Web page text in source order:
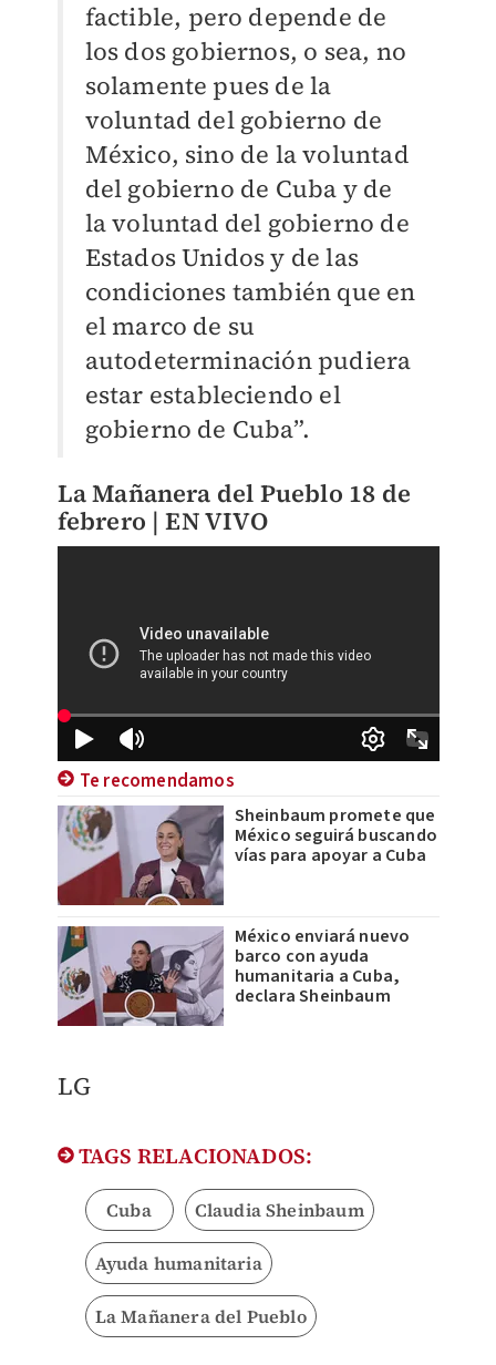
factible, pero depende de
los dos gobiernos, o sea, no
solamente pues de la
voluntad del gobierno de
México, sino de la voluntad
del gobierno de Cuba y de
la voluntad del gobierno de
Estados Unidos y de las
condiciones también que en
el marco de su
autodeterminación pudiera
estar estableciendo el
gobierno de Cuba”.
La Mañanera del Pueblo 18 de
febrero | EN VIVO
Te recomendamos
Sheinbaum promete que
México seguirá buscando
vías para apoyar a Cuba
México enviará nuevo
barco con ayuda
humanitaria a Cuba,
declara Sheinbaum
LG
TAGS RELACIONADOS:
Cuba Claudia Sheinbaum
Ayuda humanitaria
La Mañanera del Pueblo